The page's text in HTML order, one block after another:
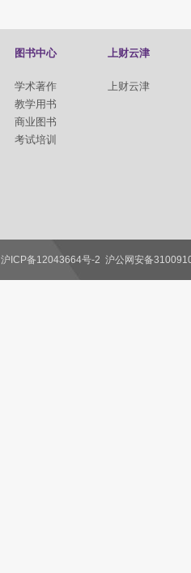
图书中心
学术著作
教学用书
商业图书
考试培训
上财云津
上财云津
沪ICP备12043664号-2 沪公网安备